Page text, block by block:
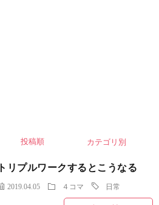
カテゴリ別
トリプルワークするとこうなる
2019.04.05 ４コマ 日常